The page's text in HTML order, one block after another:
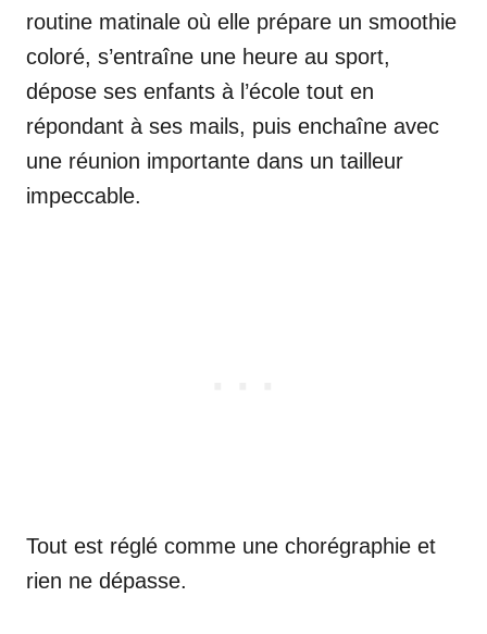
routine matinale où elle prépare un smoothie
coloré, s’entraîne une heure au sport,
dépose ses enfants à l’école tout en
répondant à ses mails, puis enchaîne avec
une réunion importante dans un tailleur
impeccable.
Tout est réglé comme une chorégraphie et
rien ne dépasse.